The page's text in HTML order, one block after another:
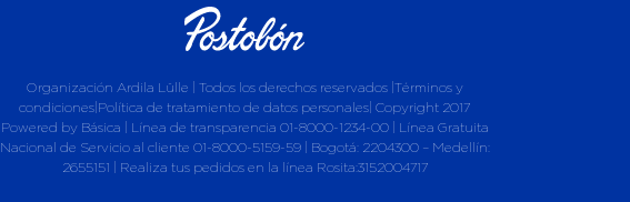
Organización Ardila Lülle | Todos los derechos reservados |Términos y
condiciones|Política de tratamiento de datos personales| Copyright 2017
Powered by Básica | Línea de transparencia 01-8000-1234-00 | Línea Gratuita
Nacional de Servicio al cliente 01-8000-5159-59 | Bogotá: 2204300 – Medellín:
2655151 | Realiza tus pedidos en la línea Rosita:3152004717